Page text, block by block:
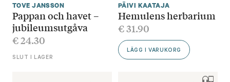
TOVE JANSSON
Pappan och havet –
jubileumsutgåva
€24.30
SLUT I LAGER
PÄIVI KAATAJA
Hemulens herbarium
€31.90
LÄGG I VARUKORG